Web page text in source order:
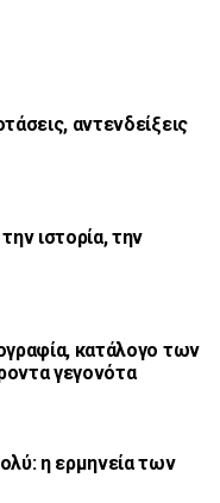
αντενδείξεις
ιστορία, την
κατάλογο των
γεγονότα
η ερμηνεία των